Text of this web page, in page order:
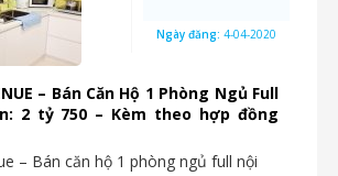
– Bán Căn Hộ 1 Phòng Ngủ Full
2 tỷ 750 – Kèm theo hợp đồng
– Bán căn hộ 1 phòng ngủ full nội
Ngày đăng: 4-04-2020